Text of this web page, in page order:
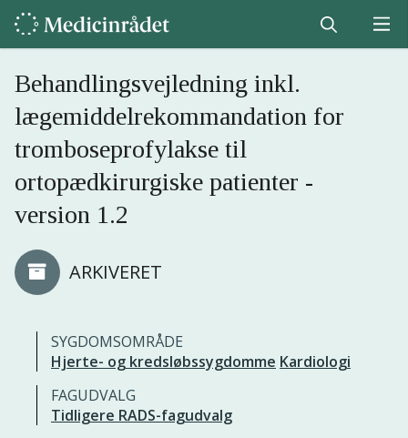
Behandlingsvejledning inkl.
lægemiddelrekommandation for
tromboseprofylakse til
ortopædkirurgiske patienter -
version 1.2
ARKIVERET
SYGDOMSOMRÅDE
Hjerte- og kredsløbssygdomme Kardiologi
FAGUDVALG
Tidligere RADS-fagudvalg